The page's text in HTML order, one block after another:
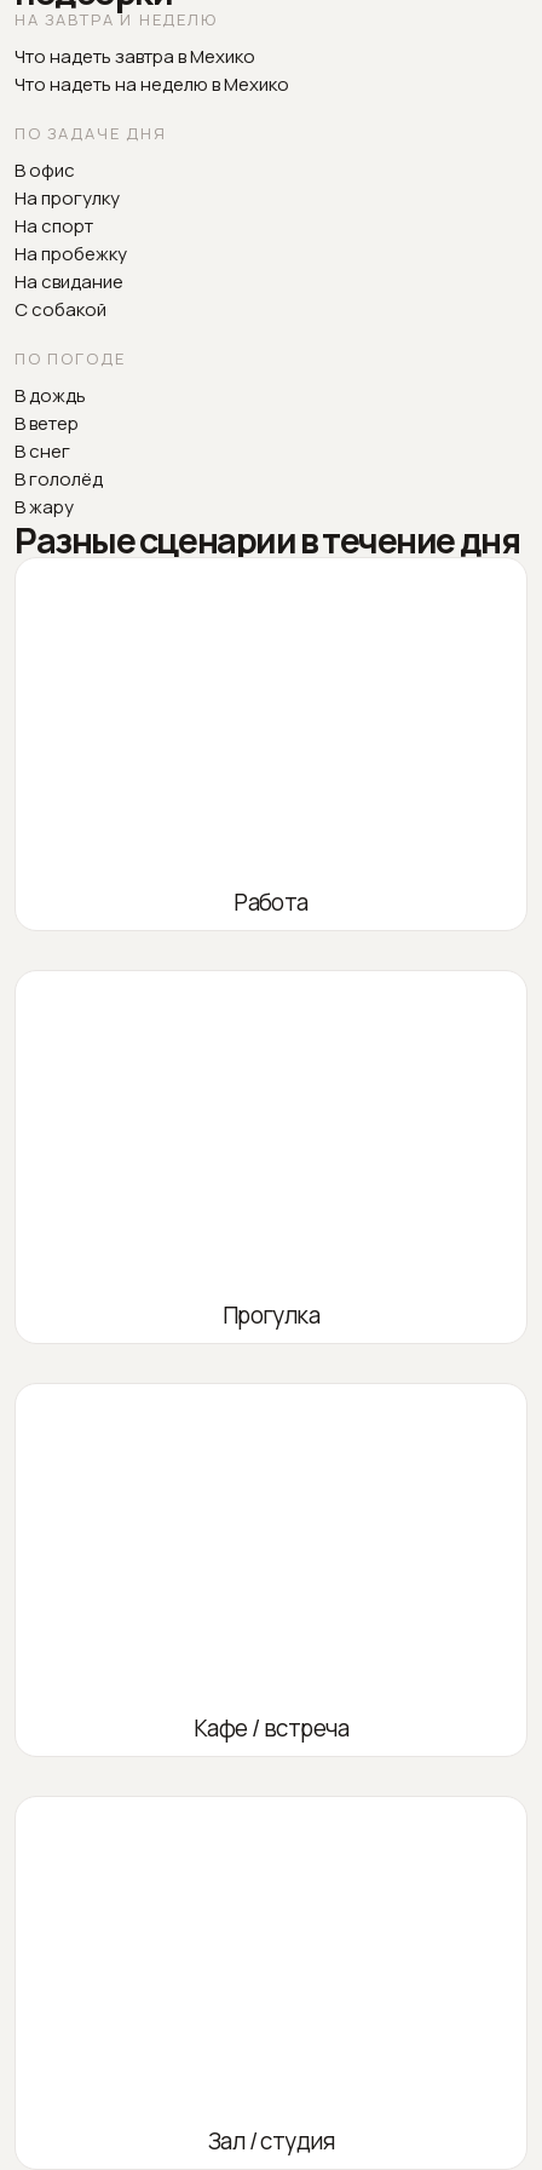
НА ЗАВТРА И НЕДЕЛЮ
Что надеть завтра в Мехико
Что надеть на неделю в Мехико
ПО ЗАДАЧЕ ДНЯ
В офис
На прогулку
На спорт
На пробежку
На свидание
С собакой
ПО ПОГОДЕ
В дождь
В ветер
В снег
В гололёд
В жару
Разные сценарии в течение дня
Работа
Прогулка
Кафе / встреча
Зал / студия